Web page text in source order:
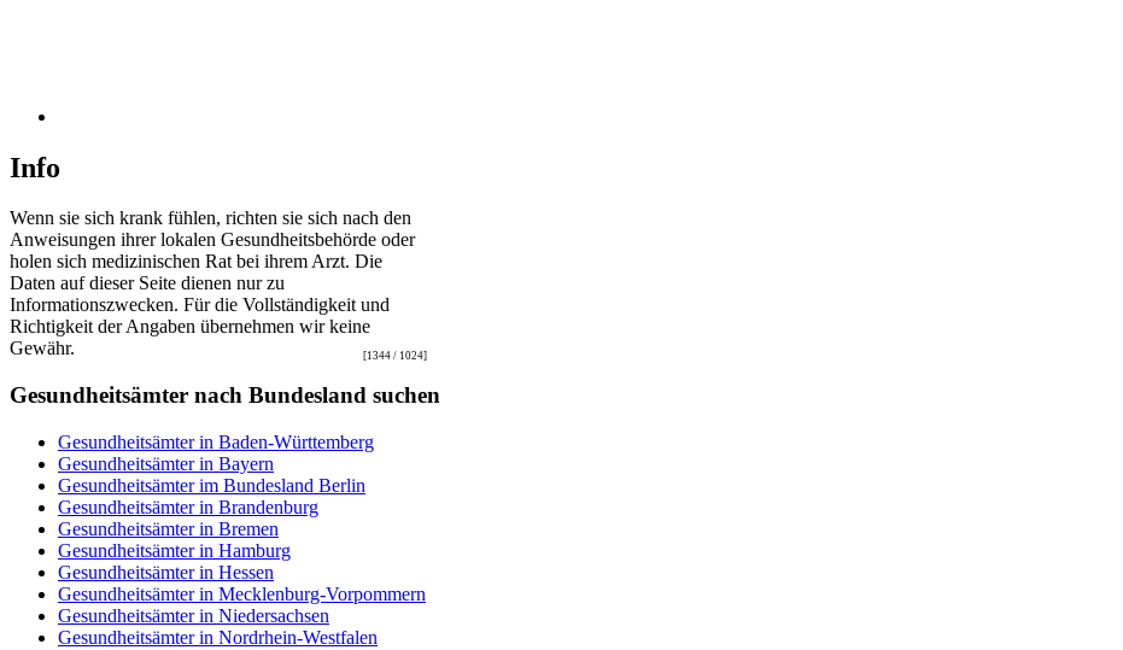
Info
Wenn sie sich krank fühlen, richten sie sich nach den
Anweisungen ihrer lokalen Gesundheitsbehörde oder
holen sich medizinischen Rat bei ihrem Arzt. Die
Daten auf dieser Seite dienen nur zu
Informationszwecken. Für die Vollständigkeit und
Richtigkeit der Angaben übernehmen wir keine
Gewähr.
[1344 / 1024]
Gesundheitsämter nach Bundesland suchen
Gesundheitsämter in Baden-Württemberg
Gesundheitsämter in Bayern
Gesundheitsämter im Bundesland Berlin
Gesundheitsämter in Brandenburg
Gesundheitsämter in Bremen
Gesundheitsämter in Hamburg
Gesundheitsämter in Hessen
Gesundheitsämter in Mecklenburg-Vorpommern
Gesundheitsämter in Niedersachsen
Gesundheitsämter in Nordrhein-Westfalen